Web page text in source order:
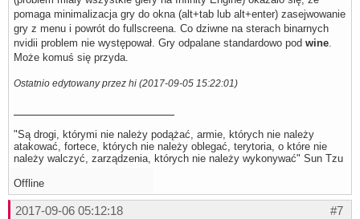
pomaga minimalizacja gry do okna (alt+tab lub alt+enter) zasejwowanie
gry z menu i powrót do fullscreena. Co dziwne na sterach binarnych
nvidii problem nie występował. Gry odpalane standardowo pod wine.
Może komuś się przyda.
Ostatnio edytowany przez hi (2017-09-05 15:22:01)
"Są drogi, którymi nie należy podążać, armie, których nie należy
atakować, fortece, których nie należy oblegać, terytoria, o które nie
należy walczyć, zarządzenia, których nie należy wykonywać" Sun Tzu
Offline
#7
2017-09-06 05:12:18